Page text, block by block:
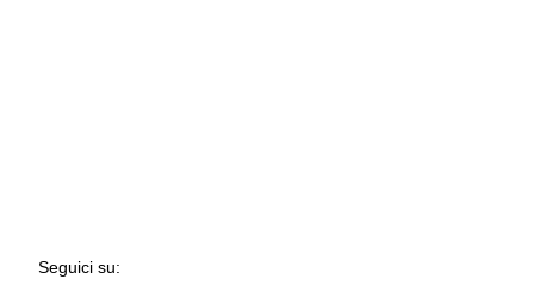
Seguici su: